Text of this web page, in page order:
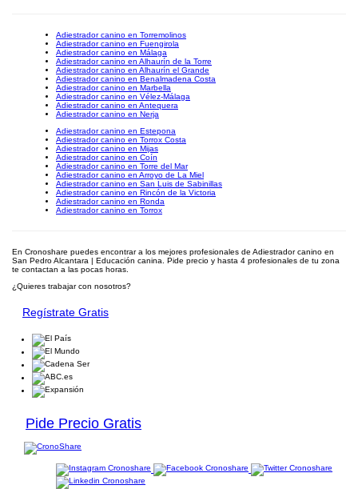
Adiestrador canino en Torremolinos
Adiestrador canino en Fuengirola
Adiestrador canino en Málaga
Adiestrador canino en Alhaurín de la Torre
Adiestrador canino en Alhaurín el Grande
Adiestrador canino en Benalmadena Costa
Adiestrador canino en Marbella
Adiestrador canino en Vélez-Málaga
Adiestrador canino en Antequera
Adiestrador canino en Nerja
Adiestrador canino en Estepona
Adiestrador canino en Torrox Costa
Adiestrador canino en Mijas
Adiestrador canino en Coín
Adiestrador canino en Torre del Mar
Adiestrador canino en Arroyo de La Miel
Adiestrador canino en San Luis de Sabinillas
Adiestrador canino en Rincón de la Victoria
Adiestrador canino en Ronda
Adiestrador canino en Torrox
En Cronoshare puedes encontrar a los mejores profesionales de Adiestrador canino en
San Pedro Alcantara | Educación canina. Pide precio y hasta 4 profesionales de tu zona
te contactan a las pocas horas.
¿Quieres trabajar con nosotros?
Regístrate Gratis
Pide Precio Gratis